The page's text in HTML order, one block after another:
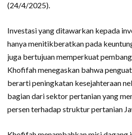
(24/4/2025).
Investasi yang ditawarkan kepada
hanya menitikberatkan pada
juga bertujuan memperkuat
Khofifah menegaskan bahwa
berarti peningkatan kesejahteraan
bagian dari sektor pertanian yang
persen terhadap struktur pertanian